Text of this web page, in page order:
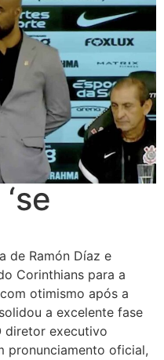
de Ramón Díaz e
Corinthians para a
otimismo após a
a excelente fase
diretor executivo
pronunciamento oficial,